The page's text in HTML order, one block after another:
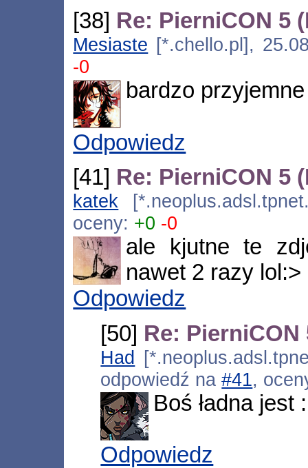
[38] Re: PierniCON 5
Mesiaste [*.chello.pl],
-0
bardzo
Odpowiedz
[41] Re: PierniCON 5
katek
oceny: +0 -0
ale kjutne te
nawet 2 razy lol:>
Odpowiedz
[50] Re: PierniCON
Had
odpowiedź na#41,
Boś ładna jest
Odpowiedz